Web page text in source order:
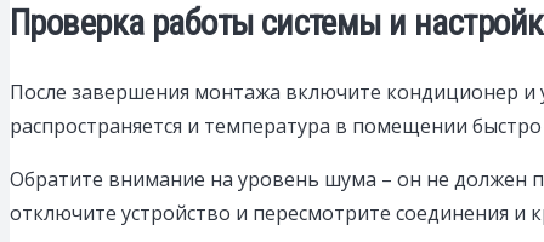
Проверка работы системы и
После завершения монтажа включите кондиционер и
распространяется и температура в помещении
Обратите внимание на уровень шума – он не должен
отключите устройство и пересмотрите соединения и